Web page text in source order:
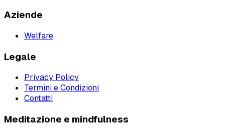
Aziende
Welfare
Legale
Privacy Policy
Termini e Condizioni
Contatti
Meditazione e mindfulness